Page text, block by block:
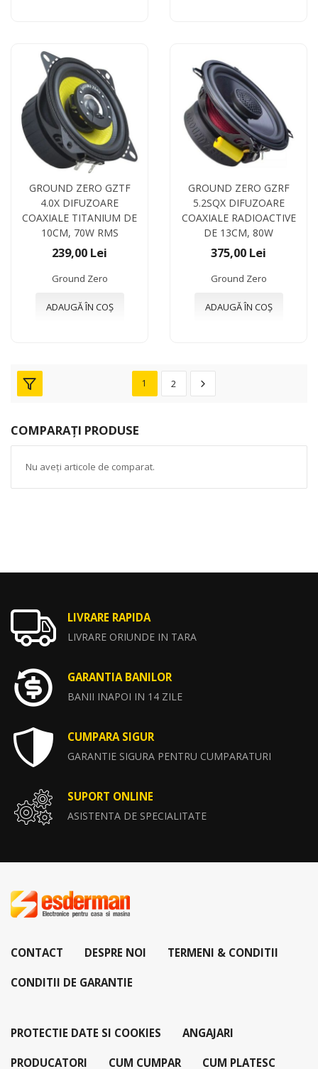
GROUND ZERO GZTF
4.0X DIFUZOARE
COAXIALE TITANIUM DE
10CM, 70W RMS
239,00 Lei
Ground Zero
ADAUGĂ ÎN COȘ
GROUND ZERO GZRF
5.2SQX DIFUZOARE
COAXIALE RADIOACTIVE
DE 13CM, 80W
375,00 Lei
Ground Zero
ADAUGĂ ÎN COȘ
1 2
COMPARAȚI PRODUSE
Nu aveți articole de comparat.
LIVRARE RAPIDA
LIVRARE ORIUNDE IN TARA
GARANTIA BANILOR
BANII INAPOI IN 14 ZILE
CUMPARA SIGUR
GARANTIE SIGURA PENTRU CUMPARATURI
SUPORT ONLINE
ASISTENTA DE SPECIALITATE
CONTACT DESPRE NOI TERMENI & CONDITII
CONDITII DE GARANTIE
PROTECTIE DATE SI COOKIES ANGAJARI
PRODUCATORI CUM CUMPAR CUM PLATESC